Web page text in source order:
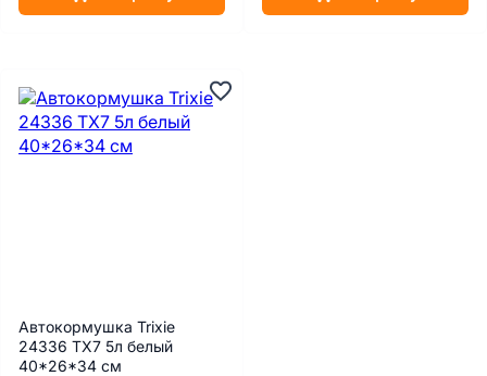
Автокормушка Trixie
24336 TX7 5л белый
40*26*34 cм